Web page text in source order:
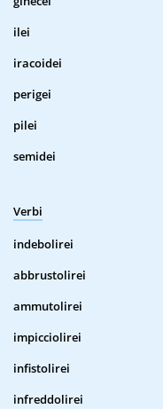
ilei
iracoidei
perigei
pilei
semidei
Verbi
indebolirei
abbrustolirei
ammutolirei
impicciolirei
infistolirei
infreddolirei